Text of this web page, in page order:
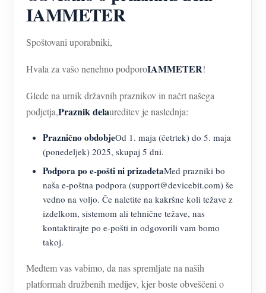
Simulator IAMMETER
Sistem za napovedovanje in simulacijo energije
Aplikacije
Monitor energije solarnega PV sistema
Monitor porabe električne energije
Nadzorni sistem PV grelnika
Avtomatizacija doma
Tovarniški energetski nadzor
Trgovina
Hitri začetek izdelka
Dokument
Vadnica Video
pogosta vprašanja
Skupnost
Razvijalec
Raziščite
Program nagrajevanja
Kontakt
O nas
IAMMETER
Spoštovani uporabniki,
Hvala za vašo nenehno podporoIAMMETER!
Glede na urnik državnih praznikov in načrt našega
podjetja,Praznik delaureditev je naslednja:
Praznično obdobjeOd 1. maja (četrtek) do 5. maja
(ponedeljek) 2025, skupaj 5 dni.
Podpora po e-pošti ni prizadetaMed prazniki bo
naša e-poštna podpora (support@devicebit.com) še
vedno na voljo. Če naletite na kakršne koli težave z
izdelkom, sistemom ali tehnične težave, nas
kontaktirajte po e-pošti in odgovorili vam bomo
takoj.
Medtem vas vabimo, da nas spremljate na naših
platformah družbenih medijev, kjer boste obveščeni o